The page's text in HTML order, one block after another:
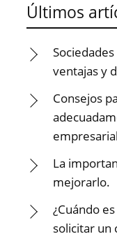
Últimos
ventajas y
Consejos
La
mejorarlo.
¿Cuándo
solicitar un